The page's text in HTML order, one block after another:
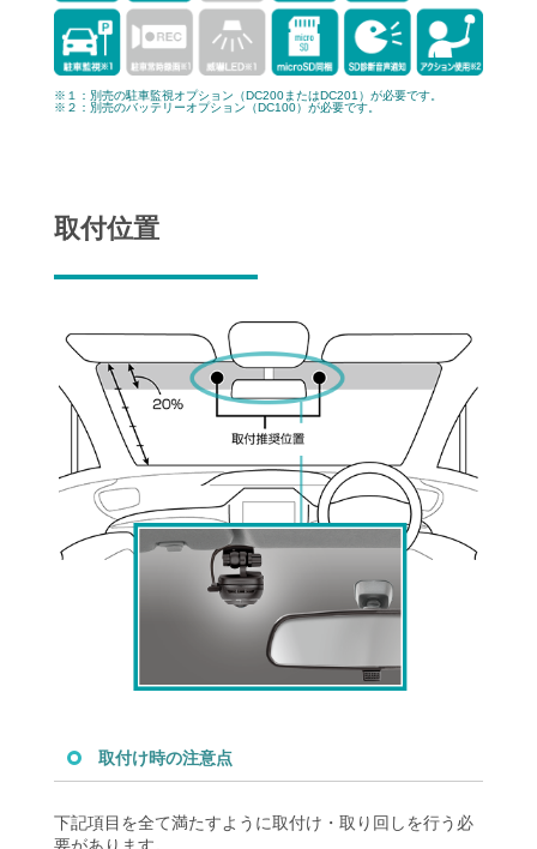
※１：別売の駐車監視オプション（DC200またはDC201）が必要です。
※２：別売のバッテリーオプション（DC100）が必要です。
取付位置
取付け時の注意点
下記項目を全て満たすように取付け・取り回しを行う必